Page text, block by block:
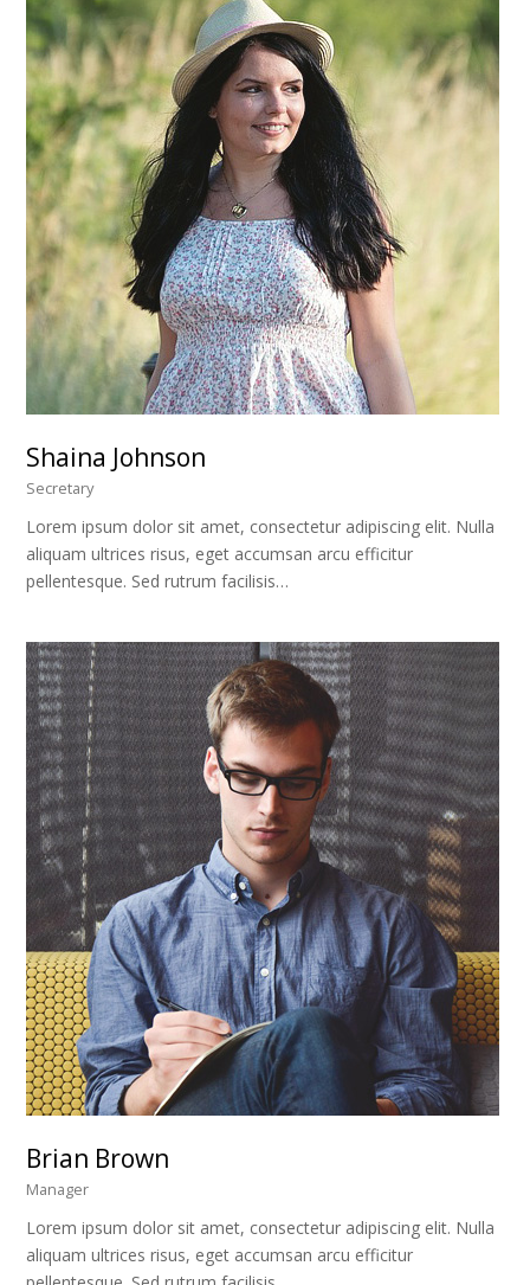
Shaina Johnson
Secretary
Lorem ipsum dolor sit amet, consectetur adipiscing elit. Nulla
aliquam ultrices risus, eget accumsan arcu efficitur
pellentesque. Sed rutrum facilisis…
Brian Brown
Manager
Lorem ipsum dolor sit amet, consectetur adipiscing elit. Nulla
aliquam ultrices risus, eget accumsan arcu efficitur